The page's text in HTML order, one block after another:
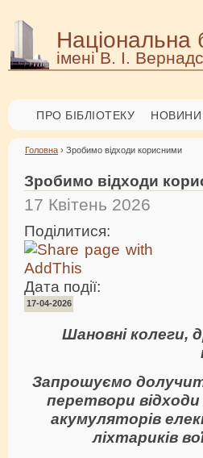
Національна
імені В. І.
ПРО БІБЛІОТЕКУ НОВИНИ
Головна › Зробимо відходи корисними
Зробимо відходи
17 Квітень 2026
Поділитися:
Дата події:
17-04-2026
Шановні колеги,
Запрошуємо
перетвори
акумуляторів
ліхтариків